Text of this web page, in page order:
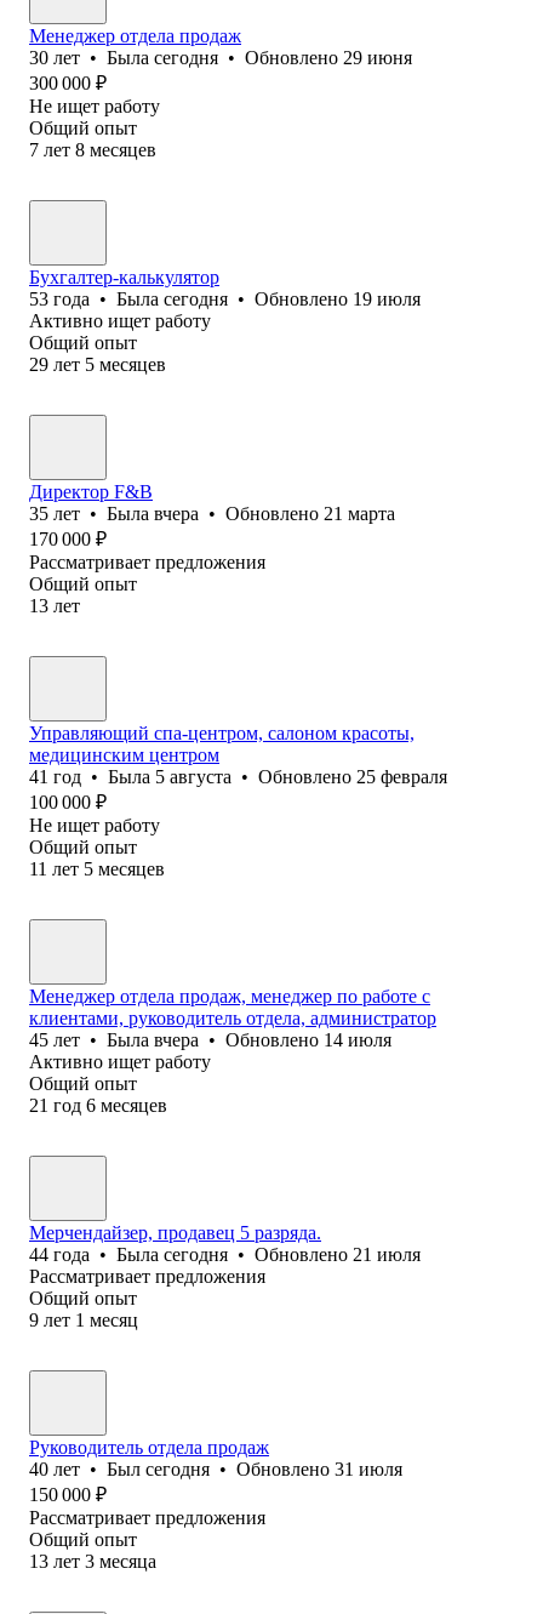
Менеджер отдела продаж
30 лет • Была сегодня • Обновлено 29 июня
300 000 ₽
Не ищет работу
Общий опыт
7 лет 8 месяцев
Бухгалтер-калькулятор
53 года • Была сегодня • Обновлено 19 июля
Активно ищет работу
Общий опыт
29 лет 5 месяцев
Директор F&B
35 лет • Была вчера • Обновлено 21 марта
170 000 ₽
Рассматривает предложения
Общий опыт
13 лет
Управляющий спа-центром, салоном красоты,
медицинским центром
41 год • Была 5 августа • Обновлено 25 февраля
100 000 ₽
Не ищет работу
Общий опыт
11 лет 5 месяцев
Менеджер отдела продаж, менеджер по работе с
клиентами, руководитель отдела, администратор
45 лет • Была вчера • Обновлено 14 июля
Активно ищет работу
Общий опыт
21 год 6 месяцев
Мерчендайзер, продавец 5 разряда.
44 года • Была сегодня • Обновлено 21 июля
Рассматривает предложения
Общий опыт
9 лет 1 месяц
Руководитель отдела продаж
40 лет • Был сегодня • Обновлено 31 июля
150 000 ₽
Рассматривает предложения
Общий опыт
13 лет 3 месяца